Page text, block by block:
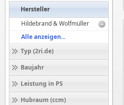
Hersteller
Hildebrand & Wolfmüller
Alle anzeigen...
Typ (2ri.de)
Baujahr
Leistung in PS
Hubraum (ccm)